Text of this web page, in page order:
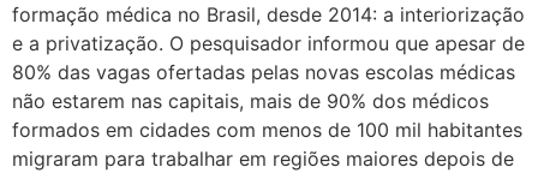
formação médica no Brasil, desde 2014: a interiorização
e a privatização. O pesquisador informou que apesar de
80% das vagas ofertadas pelas novas escolas médicas
não estarem nas capitais, mais de 90% dos médicos
formados em cidades com menos de 100 mil habitantes
migraram para trabalhar em regiões maiores depois de